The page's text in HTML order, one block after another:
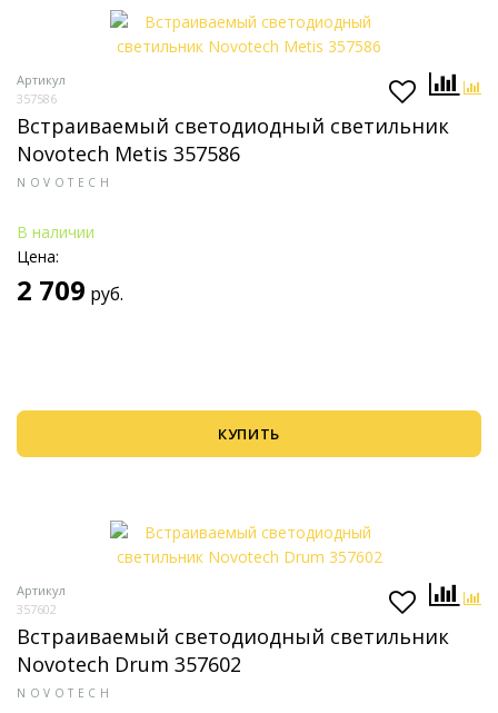
Артикул
357586
Встраиваемый светодиодный светильник
Novotech Metis 357586
NOVOTECH
В наличии
Цена:
2 709 руб.
КУПИТЬ
Артикул
357602
Встраиваемый светодиодный светильник
Novotech Drum 357602
NOVOTECH